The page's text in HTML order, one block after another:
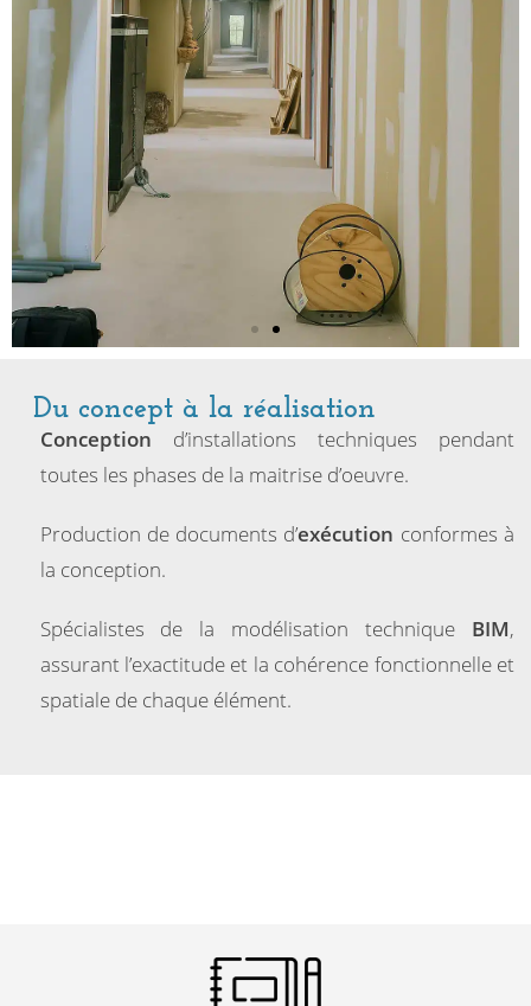
Du concept à la réalisation
Conception d’installations techniques pendant
toutes les phases de la maitrise d’oeuvre.
Production de documents d’exécution conformes à
la conception.
Spécialistes de la modélisation technique BIM,
assurant l’exactitude et la cohérence fonctionnelle et
spatiale de chaque élément.